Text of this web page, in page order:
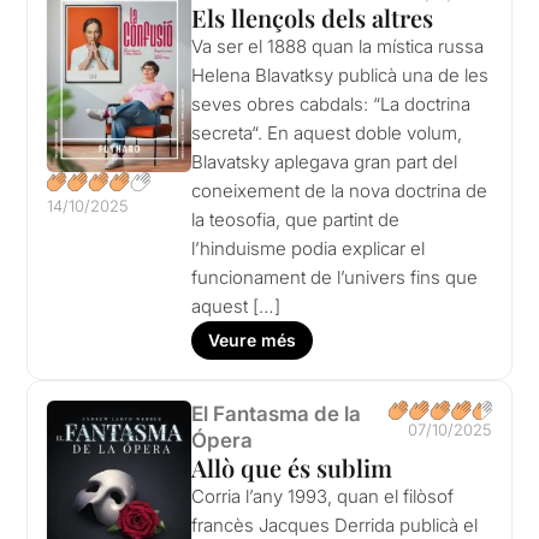
14/10/2025
Els llençols dels altres
Va ser el 1888 quan la mística russa
Helena Blavatksy publicà una de les
seves obres cabdals: “La doctrina
secreta“. En aquest doble volum,
Blavatsky aplegava gran part del
coneixement de la nova doctrina de
la teosofia, que partint de
l’hinduisme podia explicar el
funcionament de l’univers fins que
aquest […]
Veure més
El Fantasma de la
Ópera
07/10/2025
Allò que és sublim
Corria l’any 1993, quan el filòsof
francès Jacques Derrida publicà el